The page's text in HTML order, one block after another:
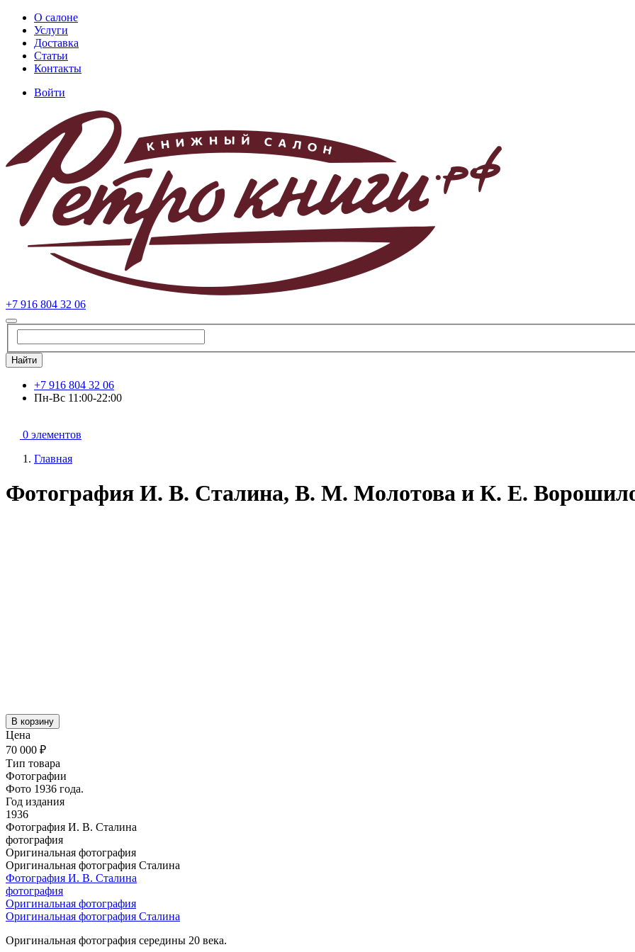
Перейти
основному
содержанию
Основная
навигация
О салоне
Услуги
Доставка
Статьи
Контакты
учётной
записи
пользователя
Войти
+7 916 804 32 06
Найти
+7 916 804 32 06
Пн-Вс 11:00-22:00
0 элементов
Главная
Фотография И. В. Сталина, В. М. Молотова и К. Е.
В корзину
Цена
70 000 ₽
Тип товара
Фотографии
Фото 1936 года.
Год издания
1936
Фотография И. В. Сталина
фотография
Оригинальная фотография
Оригинальная фотография Сталина
Фотография И. В. Сталина
фотография
Оригинальная фотография
Оригинальная фотография Сталина
Оригинальная фотография середины 20 века.